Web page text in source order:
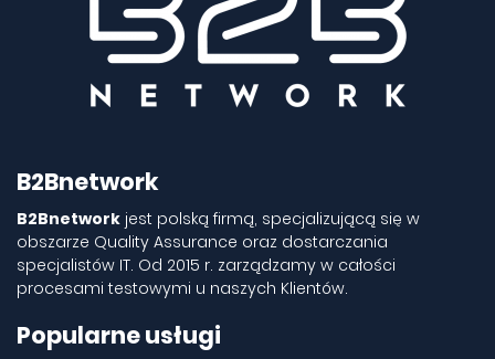
B2Bnetwork
B2Bnetwork jest polską firmą, specjalizującą się w
obszarze Quality Assurance oraz dostarczania
specjalistów IT. Od 2015 r. zarządzamy w całości
procesami testowymi u naszych Klientów.
Popularne usługi